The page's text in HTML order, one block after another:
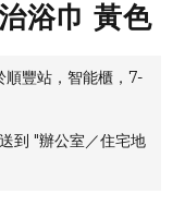
浴巾 黃色
豐站，智能櫃，7-
到 "辦公室／住宅地